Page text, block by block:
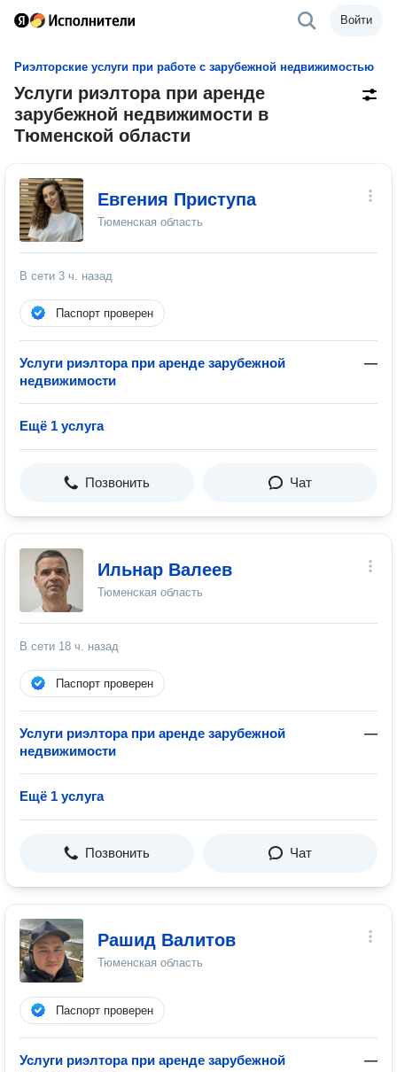
Войти
Риэлторские услуги при работе с зарубежной недвижимостью
Услуги риэлтора при аренде
зарубежной недвижимости в
Тюменской области
Евгения Приступа
Тюменская область
В сети 3 ч. назад
Паспорт проверен
Услуги риэлтора при аренде зарубежной
недвижимости
—
Ещё 1 услуга
Позвонить Чат
Ильнар Валеев
Тюменская область
В сети 18 ч. назад
Паспорт проверен
Услуги риэлтора при аренде зарубежной
недвижимости
—
Ещё 1 услуга
Позвонить Чат
Рашид Валитов
Тюменская область
Паспорт проверен
Услуги риэлтора при аренде зарубежной
—